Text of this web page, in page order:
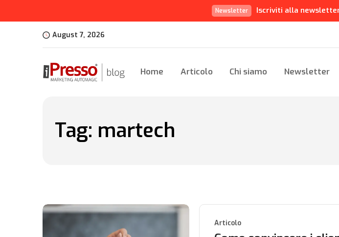
Newsletter Iscriviti alla
August 7, 2026
Home Articolo Chi siamo Newsletter
Tag: martech
Articolo